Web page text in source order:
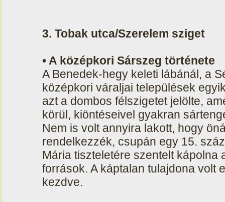
3. Tobak utca/Szerelem sziget
• A középkori Sárszeg története
A Benedek-hegy keleti lábánál, a
középkori váraljai települések
azt a dombos félszigetet jelölte,
körül, kiöntéseivel gyakran
Nem is volt annyira lakott, hogy
rendelkezzék, csupán egy 15.
Mária tiszteletére szentelt kápolna
források. A káptalan tulajdona volt
kezdve.